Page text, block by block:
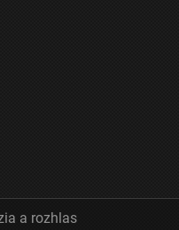
a rozhlas